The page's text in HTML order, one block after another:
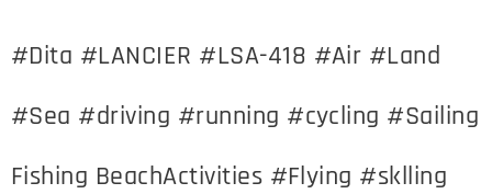
#Dita #LANCIER #LSA-418 #Air #Land
#Sea #driving #running #cycling #Sailing
Fishing BeachActivities #Flying #sklling